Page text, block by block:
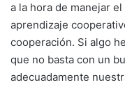
a la hora de manejar
aprendizaje
cooperación. Si algo
que no basta con un
adecuadamente